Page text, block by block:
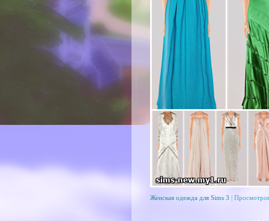
Женская одежда для Sims 3 |